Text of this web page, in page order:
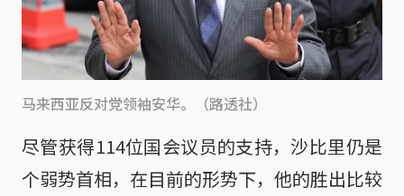
马来西亚反对党领袖安华。（路透社）
尽管获得114位国会议员的支持，沙比里仍是
个弱势首相，在目前的形势下，他的胜出比较